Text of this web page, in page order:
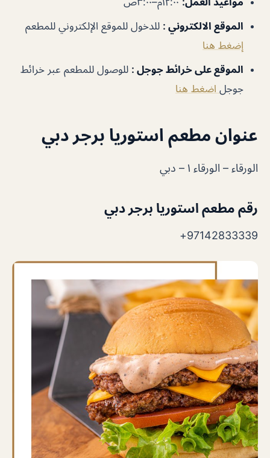
الموقع الالكتروني : للدخول للموقع الإلكتروني للمطعم
إضغط هنا
الموقع على خرائط جوجل : للوصول للمطعم عبر خرائط
جوجل اضغط هنا
عنوان مطعم استوريا برجر دبي
الورقاء – الورقاء ١ – دبي
رقم مطعم استوريا برجر دبي
97142833339+